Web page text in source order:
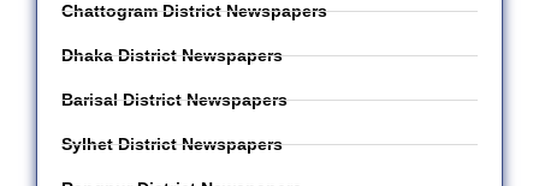
Chattogram District Newspapers
Dhaka District Newspapers
Barisal District Newspapers
Sylhet District Newspapers